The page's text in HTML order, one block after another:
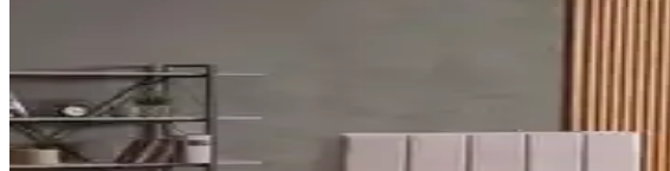
Heyner Bamboo Tek Kişilik Yatak ile Heyner Shadow Ultra Lux Tek Kişilik Yatak
Yataş Dacron Quallofil Tek Kişilik XL Yorgan: Yüksek Isı Yalıtımı
Yataş Dacron® Quallofil Tek Kişilik XL Yorgan, üstün ısı yalıtımı, hafif ve yumuşak